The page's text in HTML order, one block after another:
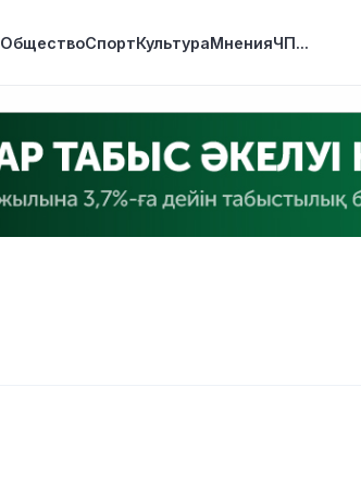
ОбществоСпортКультураМненияЧП...